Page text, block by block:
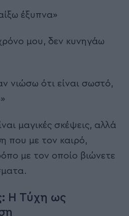
έξυπνα»
μου, δεν κυνηγάω
νιώσω ότι είναι σωστό,
μαγικές σκέψεις, αλλά
που με τον καιρό,
με τον οποίο βιώνετε
Η Τύχη ως